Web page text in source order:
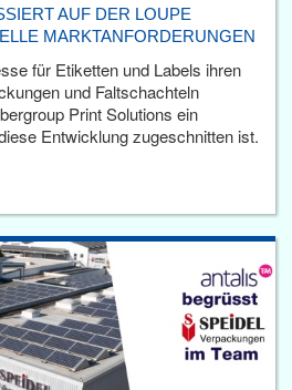
AUF DER LOUPE
MARKTANFORDERUNGEN
für Etiketten und Labels ihren
und Faltschachteln
Print Solutions ein
Entwicklung zugeschnitten ist.